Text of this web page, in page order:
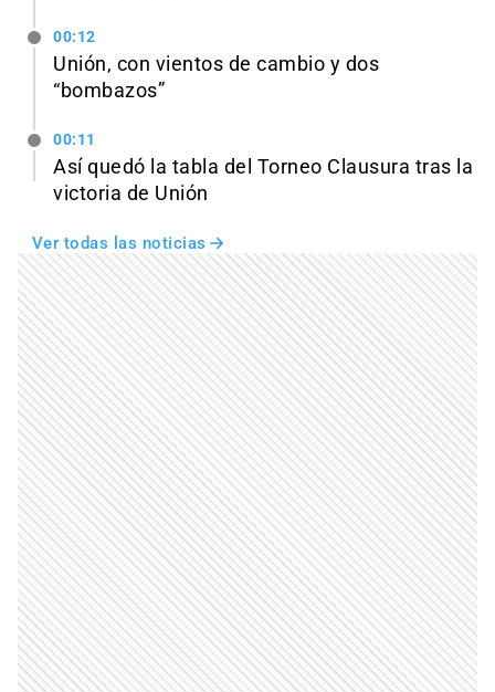
00:12
Unión, con vientos de cambio y dos
“bombazos”
00:11
Así quedó la tabla del Torneo Clausura tras la
victoria de Unión
Ver todas las noticias